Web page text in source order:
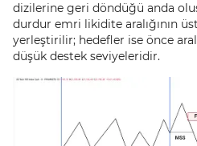
dizilerine geri döndüğü anda
durdur emri likidite aralığının
yerleştirilir; hedefler ise önce
düşük destek seviyeleridir.